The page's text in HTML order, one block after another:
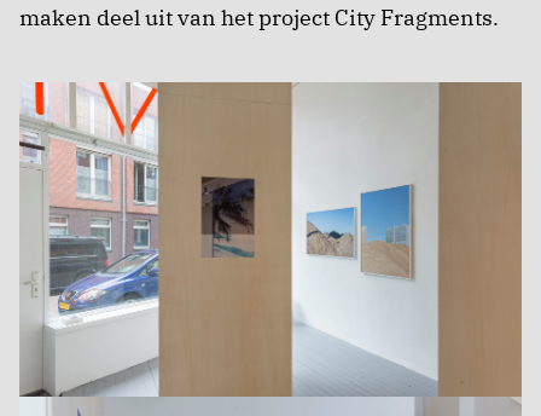
maken deel uit van het project City Fragments.